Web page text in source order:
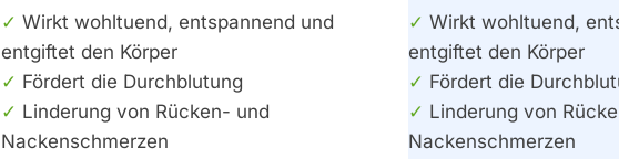
✓ Wirkt wohltuend, entspannend und
entgiftet den Körper
✓ Fördert die Durchblutung
✓ Linderung von Rücken- und
Nackenschmerzen
✓ Wirkt wohltuend,
entgiftet den Körper
✓ Fördert die
✓ Linderung von
Nackenschmerzen